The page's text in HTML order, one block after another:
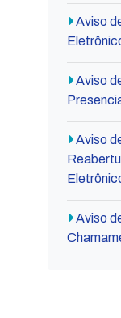
Aviso
Aviso
Aviso
Aviso